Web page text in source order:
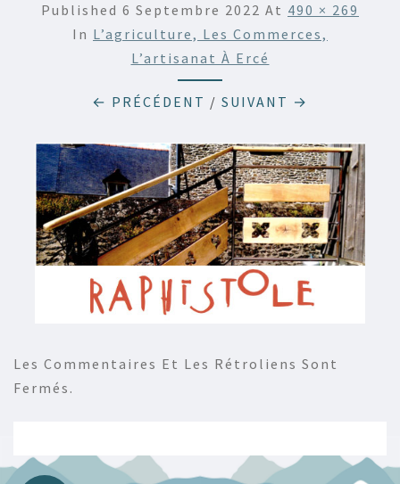
Published 6 Septembre 2022 At 490 × 269
In L’agriculture, Les Commerces,
L’artisanat À Ercé
← PRÉCÉDENT / SUIVANT →
Les Commentaires Et Les Rétroliens Sont
Fermés.